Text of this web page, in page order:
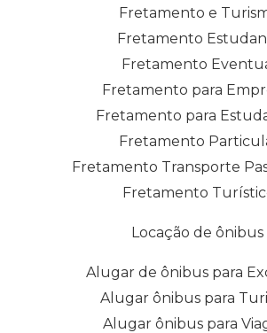
Fretamento e
Fretamento
Fretamento
Fretamento para
Fretamento para
Fretamento
Fretamento Transporte
Fretamento
Locação de ônibus
Alugar de ônibus para
Alugar ônibus para
Alugar ônibus para